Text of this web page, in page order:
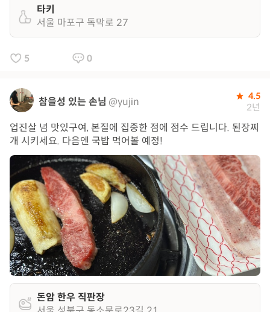
타키
서울 마포구 독막로 27
5 0
참을성 있는 손님 @yujin 4.5
2년
업진살 넘 맛있구여, 본질에 집중한 점에 점수 드립니다. 된장찌
개 시키세요. 다음엔 국밥 먹어볼 예정!
돈암 한우 직판장